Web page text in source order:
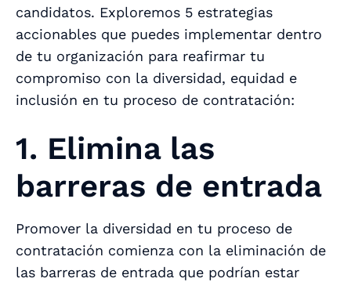
candidatos. Exploremos 5 estrategias
accionables que puedes implementar dentro
de tu organización para reafirmar tu
compromiso con la diversidad, equidad e
inclusión en tu proceso de contratación:
1. Elimina las
barreras de entrada
Promover la diversidad en tu proceso de
contratación comienza con la eliminación de
las barreras de entrada que podrían estar